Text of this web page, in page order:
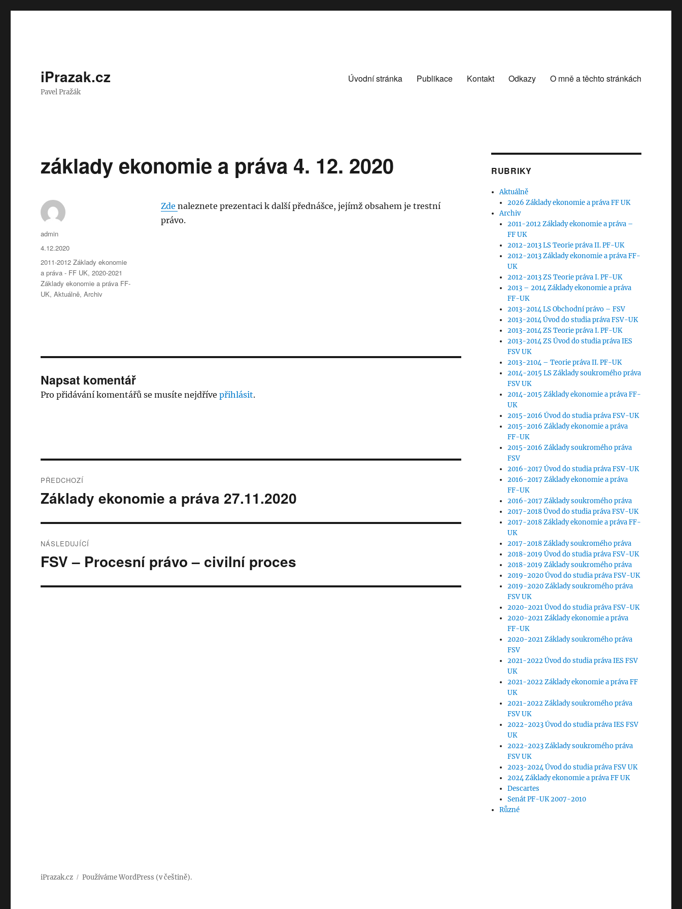
iPrazak.cz
Pavel Pražák
Úvodní stránka Publikace Kontakt Odkazy O mně a těchto stránkách
základy ekonomie a práva 4. 12. 2020
Zde naleznete prezentaci k další přednášce, jejímž obsahem je trestní
právo.
Autor:
admin
Publikováno:
4.12.2020
Rubriky:
2011-2012 Základy ekonomie
a práva - FF UK,2020-2021
Základy ekonomie a práva FF-
UK,Aktuálně,Archiv
Napsat komentář
Pro přidávání komentářů se musíte nejdřívepřihlásit.
pro
PŘEDCHOZÍ
Předchozí
Základy ekonomie a práva 27.11.2020
NÁSLEDUJÍCÍ
Následující
FSV – Procesní právo – civilní proces
RUBRIKY
Aktuálně
2026 Základy ekonomie a práva FF UK
Archiv
2011-2012 Základy ekonomie a práva –
FF UK
2012-2013 LS Teorie práva II. PF-UK
2012-2013 Základy ekonomie a práva FF-
UK
2012-2013 ZS Teorie práva I. PF-UK
2013 – 2014 Základy ekonomie a práva
FF-UK
2013-2014 LS Obchodní právo – FSV
2013-2014 Úvod do studia práva FSV-UK
2013-2014 ZS Teorie práva I. PF-UK
2013-2014 ZS Úvod do studia práva IES
FSV UK
2013-2104 – Teorie práva II. PF-UK
2014-2015 LS Základy soukromého práva
FSV UK
2014-2015 Základy ekonomie a práva FF-
UK
2015-2016 Úvod do studia práva FSV-UK
2015-2016 Základy ekonomie a práva
FF-UK
2015-2016 Základy soukromého práva
FSV
2016-2017 Úvod do studia práva FSV-UK
2016-2017 Základy ekonomie a práva
FF-UK
2016-2017 Základy soukromého práva
2017-2018 Úvod do studia práva FSV-UK
2017-2018 Základy ekonomie a práva FF-
UK
2017-2018 Základy soukromého práva
2018-2019 Úvod do studia práva FSV-UK
2018-2019 Základy soukromého práva
2019-2020 Úvod do studia práva FSV-UK
2019-2020 Základy soukromého práva
FSV UK
2020-2021 Úvod do studia práva FSV-UK
2020-2021 Základy ekonomie a práva
FF-UK
2020-2021 Základy soukromého práva
FSV
2021-2022 Úvod do studia práva IES FSV
UK
2021-2022 Základy ekonomie a práva FF
UK
2021-2022 Základy soukromého práva
FSV UK
2022-2023 Úvod do studia práva IES FSV
UK
2022-2023 Základy soukromého práva
FSV UK
2023-2024 Úvod do studia práva FSV UK
2024 Základy ekonomie a práva FF UK
Descartes
Senát PF-UK 2007-2010
Různé
iPrazak.cz Používáme WordPress (v češtině).